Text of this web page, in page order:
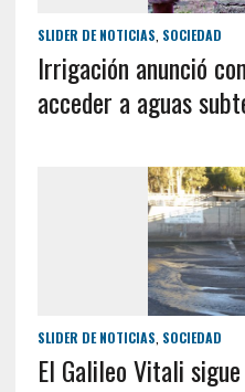
SLIDER DE NOTICIAS SOCIEDAD
Irrigación anunció
acceder a aguas
SLIDER DE NOTICIAS SOCIEDAD
El Galileo Vitali